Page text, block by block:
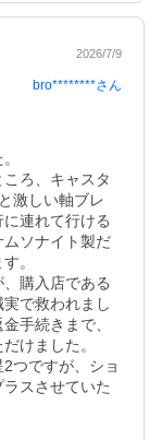
2026/7/9
bro********さん
ろ、キャスタ
激しい軸ブレ
に連れて行ける
ソナイト製だ
。
購入店である
で救われまし
手続きまで、
けました。
つですが、ショ
スさせていた